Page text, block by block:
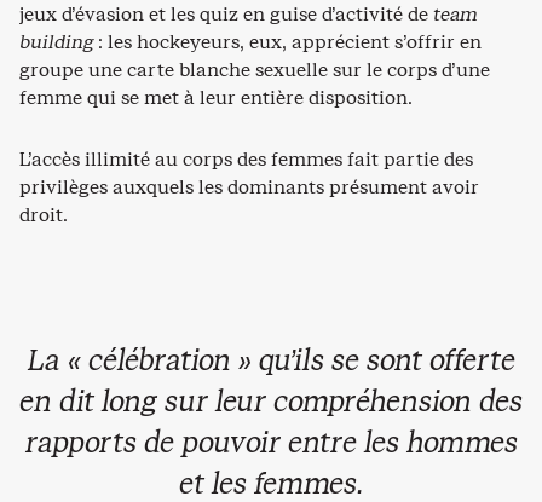
jeux d’évasion et les quiz en guise d’activité deteam
building: les hockeyeurs, eux, apprécient s’offrir en
groupe une carte blanche sexuelle sur le corps d’une
femme qui se met à leur entière disposition.
L’accès illimité au corps des femmes fait partie des
privilèges auxquels les dominants présument avoir
droit.
La « célébration » qu’ils se sont offerte
en dit long sur leur compréhension des
rapports de pouvoir entre les hommes
et les femmes.